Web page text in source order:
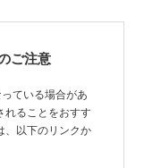
ご注意
ている場合があ
れることをおすす
、以下のリンクか